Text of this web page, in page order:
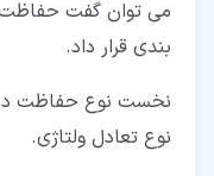
می توان گفت حفاظت
بندی قرار داد.
نخست نوع حفاظت
نوع تعادل ولتاژی.